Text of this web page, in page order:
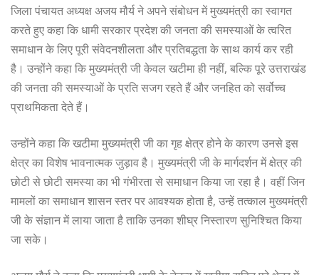
जिला पंचायत अध्यक्ष अजय मौर्य ने अपने संबोधन में मुख्यमंत्री का स्वागत
करते हुए कहा कि धामी सरकार प्रदेश की जनता की समस्याओं के त्वरित
समाधान के लिए पूरी संवेदनशीलता और प्रतिबद्धता के साथ कार्य कर रही
है। उन्होंने कहा कि मुख्यमंत्री जी केवल खटीमा ही नहीं, बल्कि पूरे उत्तराखंड
की जनता की समस्याओं के प्रति सजग रहते हैं और जनहित को सर्वोच्च
प्राथमिकता देते हैं।
उन्होंने कहा कि खटीमा मुख्यमंत्री जी का गृह क्षेत्र होने के कारण उनसे इस
क्षेत्र का विशेष भावनात्मक जुड़ाव है। मुख्यमंत्री जी के मार्गदर्शन में क्षेत्र की
छोटी से छोटी समस्या का भी गंभीरता से समाधान किया जा रहा है। वहीं जिन
मामलों का समाधान शासन स्तर पर आवश्यक होता है, उन्हें तत्काल मुख्यमंत्री
जी के संज्ञान में लाया जाता है ताकि उनका शीघ्र निस्तारण सुनिश्चित किया
जा सके।